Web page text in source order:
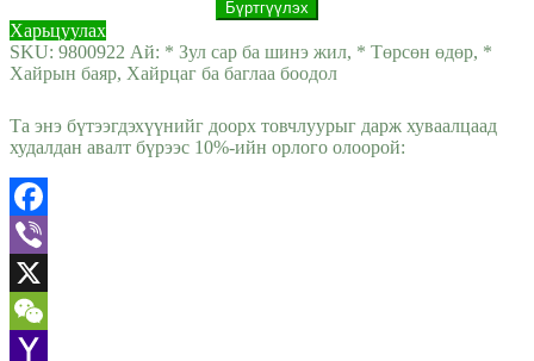
Харьцуулах
SKU: 9800922 Ай: * Зул сар ба шинэ жил, * Төрсөн өдөр, *
Хайрын баяр, Хайрцаг ба баглаа боодол
Та энэ бүтээгдэхүүнийг доорх товчлуурыг дарж хуваалцаад
худалдан авалт бүрээс 10%-ийн орлого олоорой:
Facebook
Viber
X
WeChat